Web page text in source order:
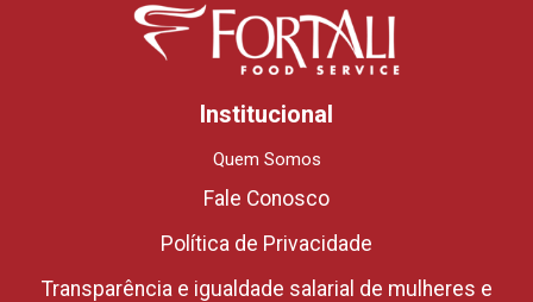
Institucional
Quem Somos
Fale Conosco
Política de Privacidade
Transparência e igualdade salarial de mulheres e